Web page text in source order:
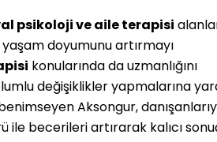
psikoloji ve aile terapisi
doyumunu artırmayı
konularında da uzmanlığını
değişiklikler yapmalarına
Aksongur,
becerileri artırarak kalıcı